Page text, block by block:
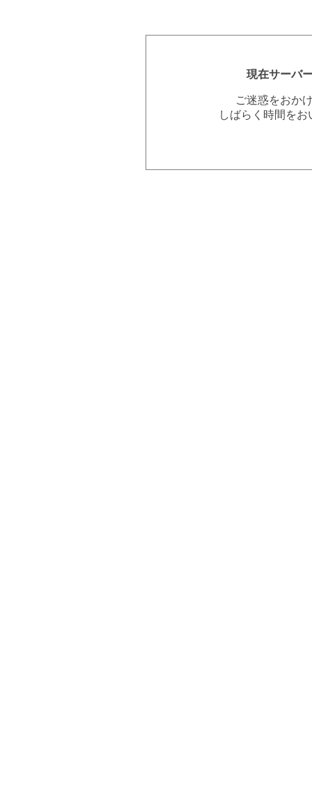
現在サーバ
ご迷惑をおか
しばらく時間を